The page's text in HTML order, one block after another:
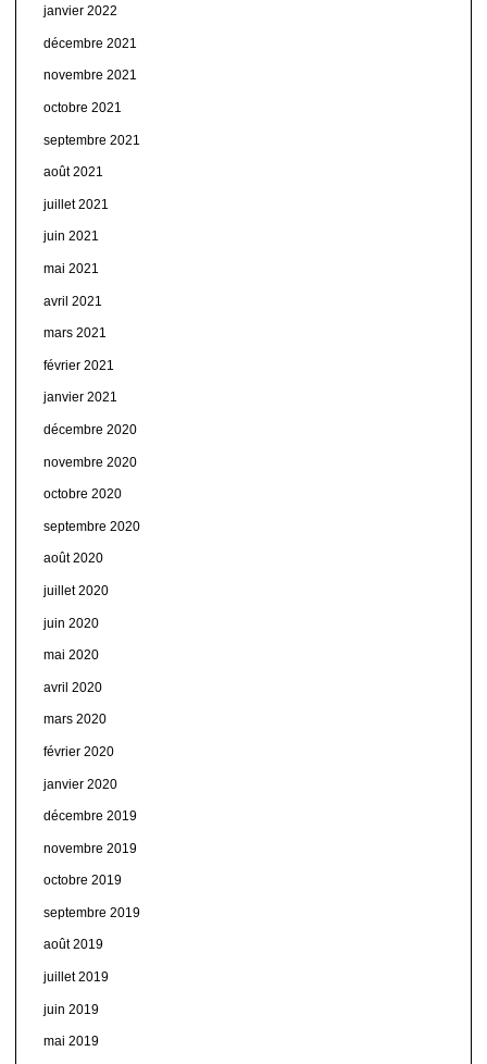
janvier 2022
décembre 2021
novembre 2021
octobre 2021
septembre 2021
août 2021
juillet 2021
juin 2021
mai 2021
avril 2021
mars 2021
février 2021
janvier 2021
décembre 2020
novembre 2020
octobre 2020
septembre 2020
août 2020
juillet 2020
juin 2020
mai 2020
avril 2020
mars 2020
février 2020
janvier 2020
décembre 2019
novembre 2019
octobre 2019
septembre 2019
août 2019
juillet 2019
juin 2019
mai 2019